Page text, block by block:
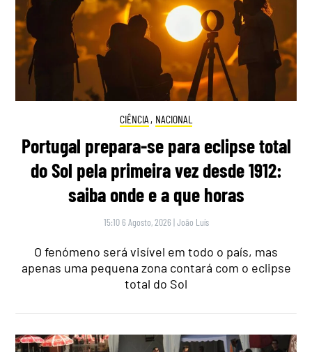
CIÊNCIA , NACIONAL
Portugal prepara-se para eclipse total
do Sol pela primeira vez desde 1912:
saiba onde e a que horas
15:10 6 Agosto, 2026 |João Luís
O fenómeno será visível em todo o país, mas
apenas uma pequena zona contará com o eclipse
total do Sol